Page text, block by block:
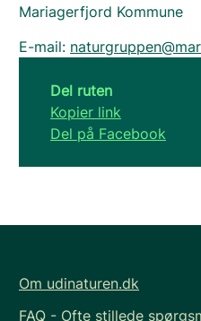
Mariagerfjord Kommune
E-mail:
Del ruten
Kopier link
Del på Facebook
Om udinaturen.dk
FAQ - Ofte stillede